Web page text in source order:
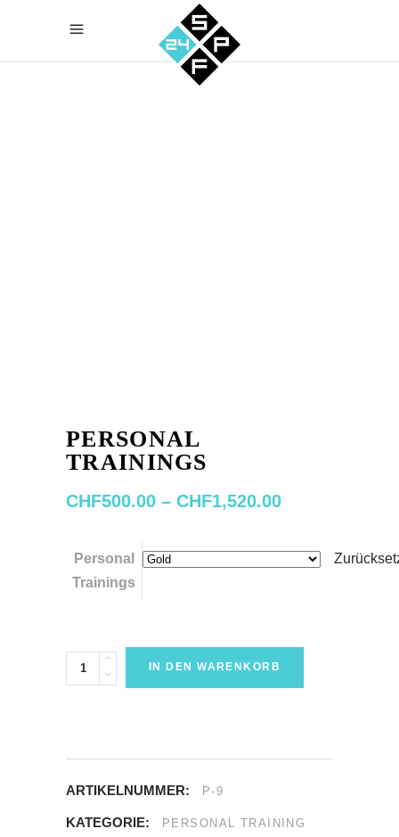
PERSONAL
TRAININGS
CHF500.00 – CHF1,520.00Preisspanne:
CHF1,520.00
Personal
Trainings
Personal
Trainings
IN DEN WARENKORB
ARTIKELNUMMER: P-9
KATEGORIE: PERSONAL TRAINING